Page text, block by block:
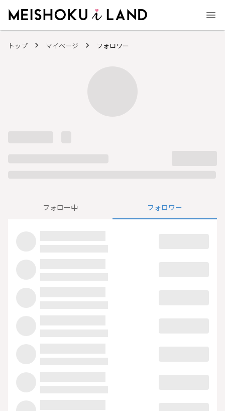
トップ マイページ フォロワー
フォロー中 フォロワー